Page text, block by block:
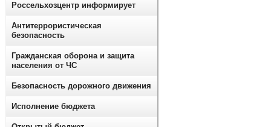
Россельхозцентр информирует
Антитеррористическая
безопасность
Гражданская оборона и защита
населения от ЧС
Безопасность дорожного движения
Исполнение бюджета